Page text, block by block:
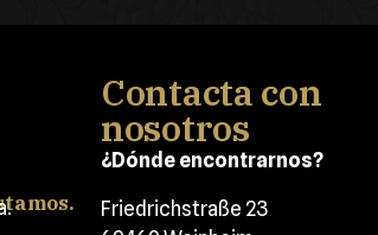
Contacta con
nosotros
¿Dónde encontrarnos?
Friedrichstraße 23